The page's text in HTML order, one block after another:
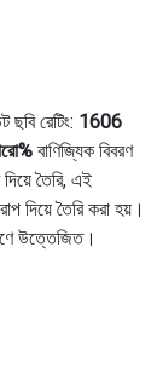
রেটিং: 1606
বাণিজ্যিক বিবরণ
তৈরি, এই
দিয়ে তৈরি করা হয়।
উত্তেজিত।